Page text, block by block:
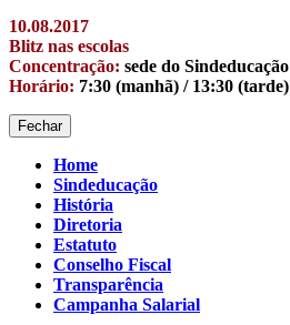
10.08.2017
Blitz nas escolas
Concentração: sede do Sindeducação
Horário: 7:30 (manhã) / 13:30 (tarde)
Fechar
Home
Sindeducação
História
Diretoria
Estatuto
Conselho Fiscal
Transparência
Campanha Salarial